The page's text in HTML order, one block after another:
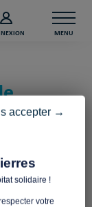
MENU
Cher
Cher
solidaire !
votre
accepter →